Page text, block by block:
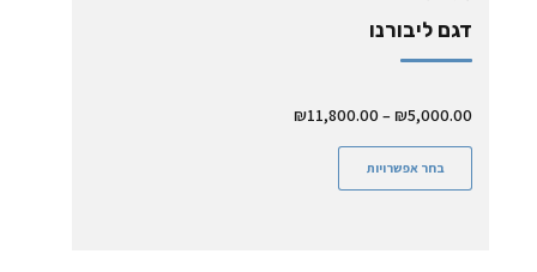
דגם ליבורנו
₪5,000.00
–
₪11,800.00
בחר אפשרויות